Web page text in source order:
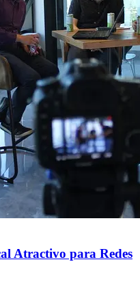
Atractivo para Redes